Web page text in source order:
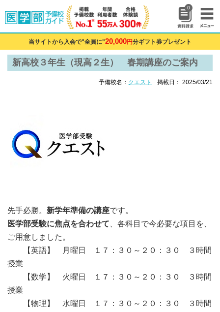
0
当サイトから入会で"全員に"20,000円分ギフト券プレゼント
新高校３年生（現高２生） 春期講座のご案内
予備校名： クエスト 掲載日： 2025/03/21
先手必勝。 新学年準備の講座です。
医学部受験に焦点を合わせて 、各科目で今必要な項目を、
ご用意しました。
【英語】 月曜日 １７：３０～２０：３０ ３時間
授業
【数学】 火曜日 １７：３０～２０：３０ ３時間
授業
【物理】 水曜日 １７：３０～２０：３０ ３時間